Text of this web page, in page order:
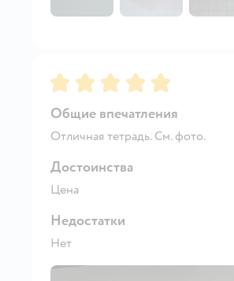
Рейтинг:5
Общие впечатления
Отличная тетрадь. См. фото.
Достоинства
Цена
Недостатки
Нет